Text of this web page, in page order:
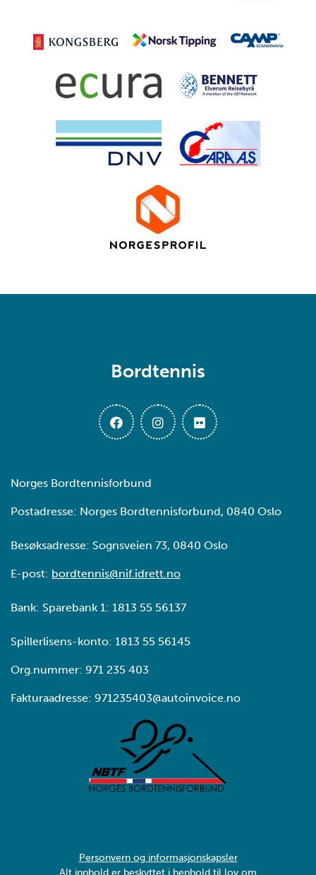
Bordtennis
Norges Bordtennisforbund
Postadresse: Norges Bordtennisforbund, 0840 Oslo
Besøksadresse: Sognsveien 73, 0840 Oslo
E-post: bordtennis@nif.idrett.no
Bank: Sparebank 1: 1813 55 56137
Spillerlisens-konto: 1813 55 56145
Org.nummer: 971 235 403
Fakturaadresse: 971235403@autoinvoice.no
Personvern og informasjonskapsler